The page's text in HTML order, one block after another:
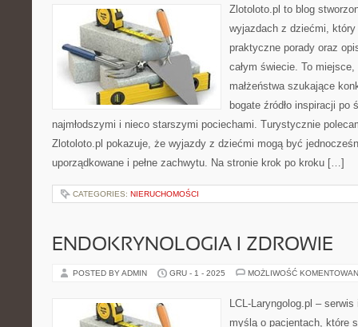
Zlotoloto.pl to blog
wyjazdach z dziećmi, który
praktyczne porady oraz
całym świecie. To
małżeństwa szukające
bogate źródło inspiracji po
najmłodszymi i nieco starszymi pociechami. Turystycznie
Zlotoloto.pl pokazuje, że wyjazdy z dziećmi mogą być
uporządkowane i pełne zachwytu. Na stronie krok po kroku […]
CATEGORIES: NIERUCHOMOŚCI
ENDOKRYNOLOGIA I ZDROWIE
POSTED BY ADMIN GRU - 1 - 2025 MOŻLIWOŚĆ
LCL-Laryngolog.pl –
myślą o pacjentach, które